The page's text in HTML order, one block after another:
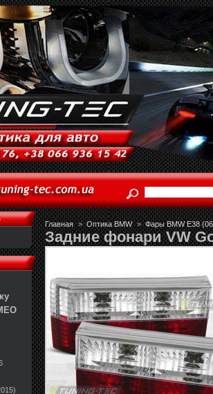
Главная > Оптика BMW > Фары BMW E38
Задние фонари VW